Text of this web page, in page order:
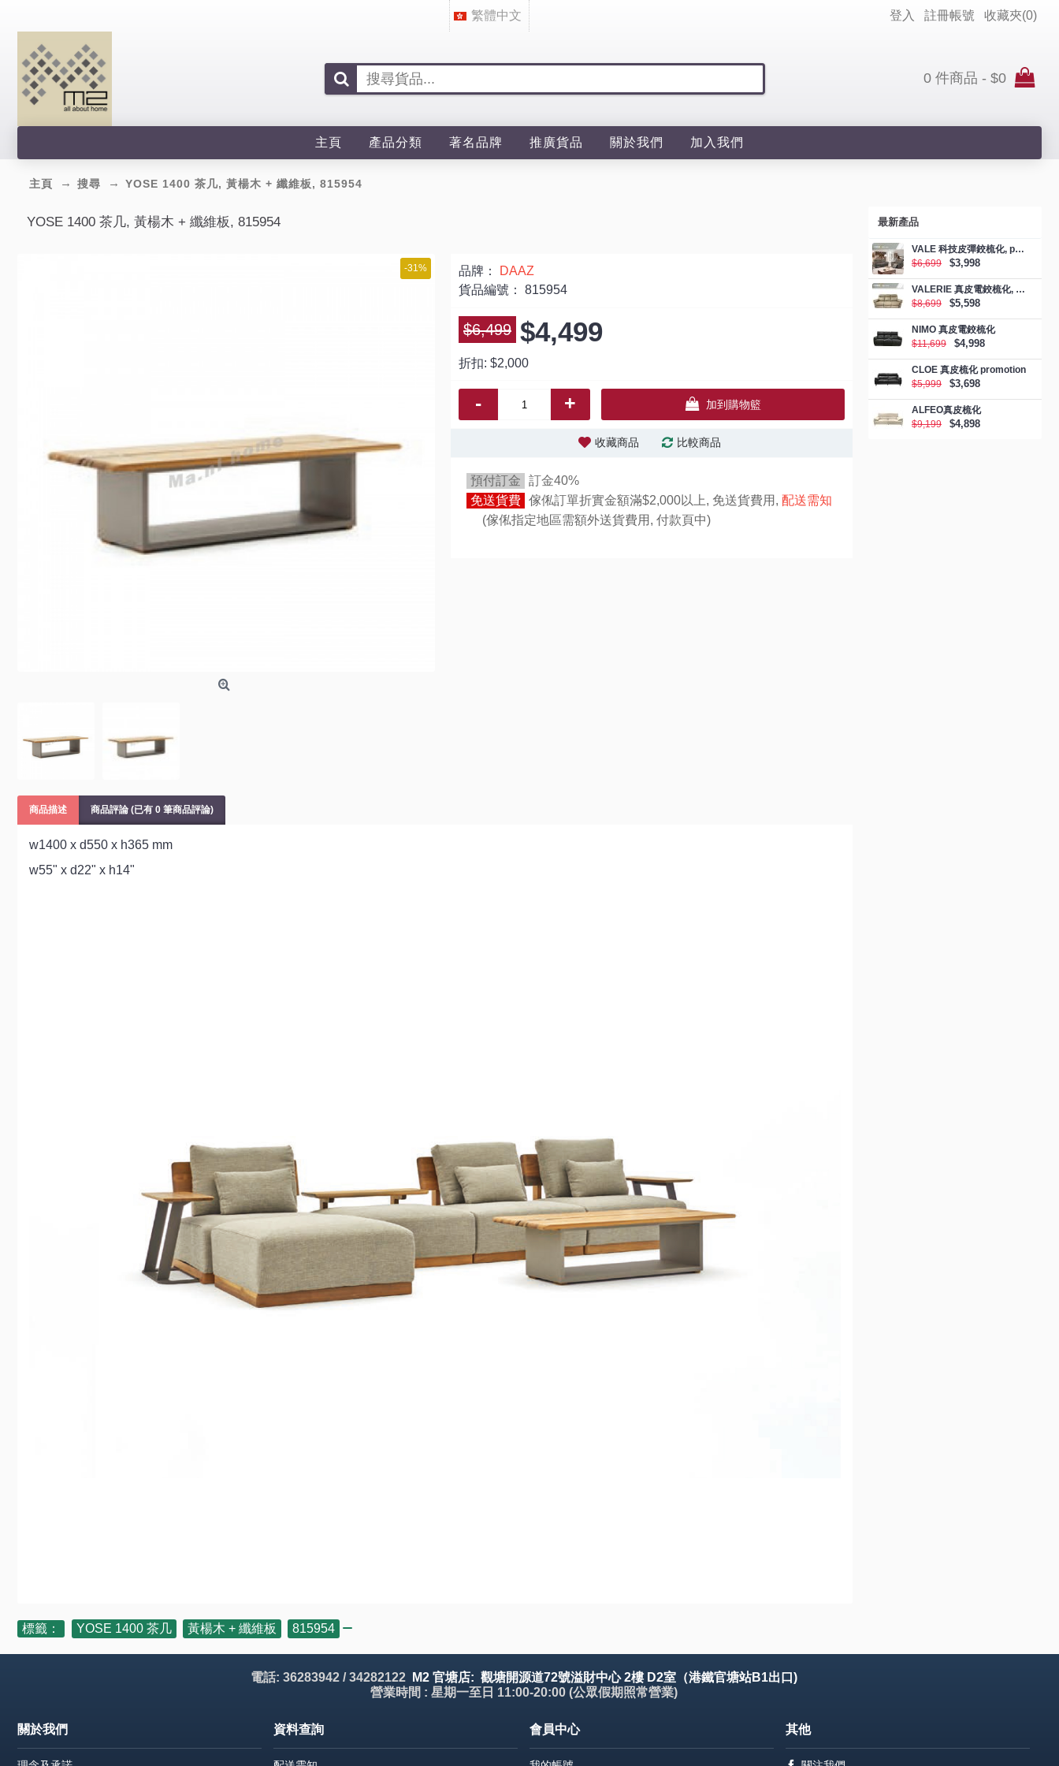
繁體中文 登入 註冊帳號 收藏夾(0)
0 件商品 - $0
主頁 產品分類 著名品牌 推廣貨品 關於我們 加入我們
主頁 搜尋 YOSE 1400 茶几, 黃楊木 + 纖維板, 815954
最新產品
VALE 科技皮彈鉸梳化, promotion
$6,699
$3,998
VALERIE 真皮電鉸梳化, promotion
$8,699
$5,598
NIMO 真皮電鉸梳化
$11,699
$4,998
CLOE 真皮梳化 promotion
$5,999
$3,698
ALFEO真皮梳化
$9,199
$4,898
YOSE 1400 茶几, 黃楊木 + 纖維板, 815954
-31% 品牌：
DAAZ
貨品編號： 815954
$6,499 $4,499
折扣: $2,000
- + 加到購物籃
收藏商品 比較商品
預付訂金
訂金40%
免送貨費 傢俬訂單折實金額滿$2,000以上, 免送貨費用, 配送需知
(傢俬指定地區需額外送貨費用, 付款頁中)
商品描述 商品評論 (已有 0 筆商品評論)
w1400 x d550 x h365 mm
w55" x d22" x h14"
標籤： YOSE 1400 茶几 黃楊木 + 纖維板 815954
電話: 36283942 / 34282122
M2 官塘店: 觀塘開源道72號溢財中心 2樓 D2室（港鐵官塘站B1出口)
營業時間 : 星期一至日 11:00-20:00 (公眾假期照常營業)
關於我們 資料查詢 會員中心 其他